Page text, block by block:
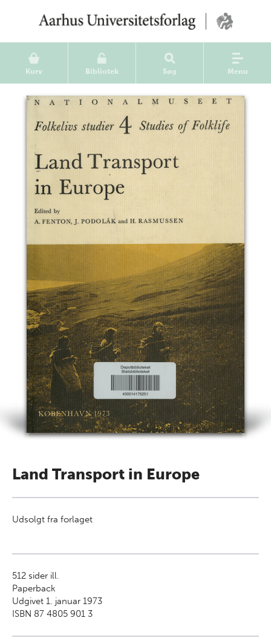
Kurv Bibliotek Søg Menu
Land Transport in Europe
Udsolgt fra forlaget
512 sider ill.
Paperback
Udgivet 1. januar 1973
ISBN 87 4805 901 3